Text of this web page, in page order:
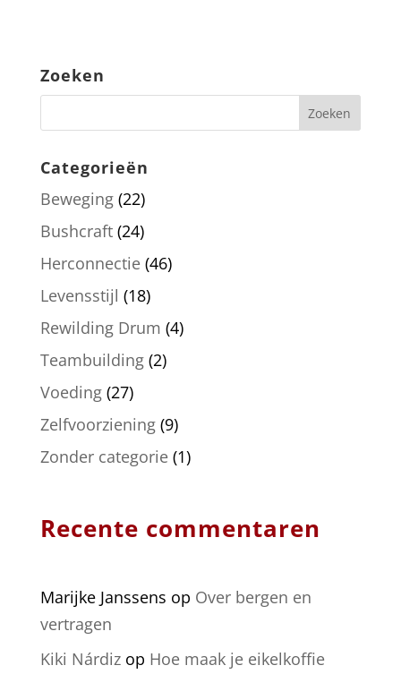
Zoeken
Categorieën
Beweging(22)
Bushcraft(24)
Herconnectie(46)
Levensstijl (18)
Rewilding Drum (4)
Teambuilding(2)
Voeding(27)
Zelfvoorziening(9)
Zonder categorie(1)
Recente commentaren
Marijke Janssens op Over bergen en
vertragen
Kiki Nárdizop Hoe maak je eikelkoffie